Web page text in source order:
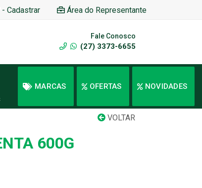
Cadastrar Área do Representante
Fale Conosco
(27) 3373-6655
MARCAS OFERTAS NOVIDADES
VOLTAR
600G